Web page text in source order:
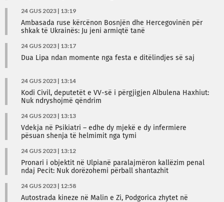
24 GUS 2023 | 13:19
Ambasada ruse kërcënon Bosnjën dhe Hercegovinën për
shkak të Ukrainës: Ju jeni armiqtë tanë
24 GUS 2023 | 13:17
Dua Lipa ndan momente nga festa e ditëlindjes së saj
24 GUS 2023 | 13:14
Kodi Civil, deputetët e VV-së i përgjigjen Albulena Haxhiut:
Nuk ndryshojmë qëndrim
24 GUS 2023 | 13:13
Vdekja në Psikiatri – edhe dy mjekë e dy infermiere
pësuan shenja të helmimit nga tymi
24 GUS 2023 | 13:12
Pronari i objektit në Ulpianë paralajmëron kallëzim penal
ndaj Pecit: Nuk dorëzohemi përball shantazhit
24 GUS 2023 | 12:58
Autostrada kineze në Malin e Zi, Podgorica zhytet në